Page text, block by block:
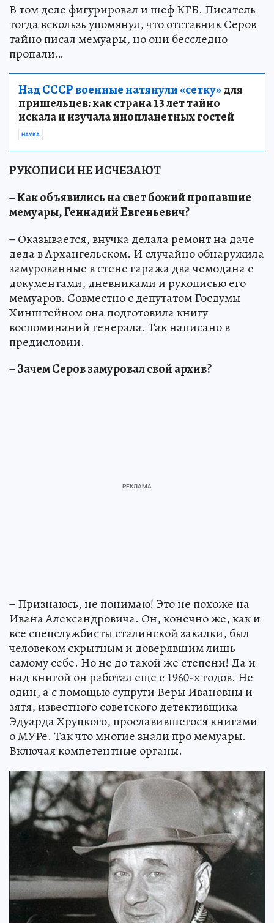
В том деле фигурировал и шеф КГБ. Писатель
тогда вскользь упомянул, что отставник Серов
тайно писал мемуары, но они бесследно
пропали…
Над СССР военные натянули «сетку»для
пришельцев: как страна 13 лет тайно
искала и изучала инопланетных гостей
НАУКА
РУКОПИСИ НЕ ИСЧЕЗАЮТ
− Как объявились на свет божий пропавшие
мемуары, Геннадий Евгеньевич?
− Оказывается, внучка делала ремонт на даче
деда в Архангельском. И случайно обнаружила
замурованные в стене гаража два чемодана с
документами, дневниками и рукописью его
мемуаров. Совместно с депутатом Госдумы
Хинштейном она подготовила книгу
воспоминаний генерала. Так написано в
предисловии.
− Зачем Серов замуровал свой архив?
− Признаюсь, не понимаю! Это не похоже на
Ивана Александровича. Он, конечно же, как и
все спецслужбисты сталинской закалки, был
человеком скрытным и доверявшим лишь
самому себе. Но не до такой же степени! Да и
над книгой он работал еще с 1960-х годов. Не
один, а с помощью супруги Веры Ивановны и
зятя, известного советского детективщика
Эдуарда Хруцкого, прославившегося книгами
о МУРе. Так что многие знали про мемуары.
Включая компетентные органы.